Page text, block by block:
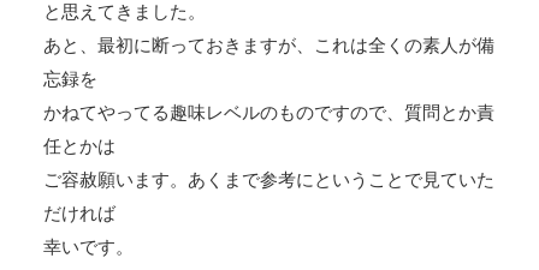
と思えてきました。
あと、最初に断っておきますが、これは全くの素人が備
忘録を
かねてやってる趣味レベルのものですので、質問とか責
任とかは
ご容赦願います。あくまで参考にということで見ていた
だければ
幸いです。